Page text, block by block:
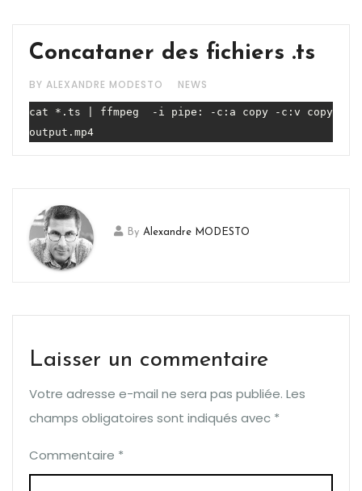
Concataner des fichiers .ts
BY ALEXANDRE MODESTO NEWS
cat *.ts | ffmpeg  -i pipe: -c:a copy -c:v copy
output.mp4
By Alexandre MODESTO
Laisser un commentaire
Votre adresse e-mail ne sera pas publiée. Les
champs obligatoires sont indiqués avec *
Commentaire *